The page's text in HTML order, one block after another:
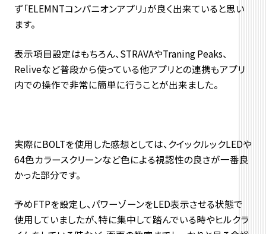
ず「ELEMNTコンパニオンアプリ」が良く出来ていると思い
ます。
表示項目設定はもちろん、STRAVAやTraning Peaks、
Reliveなど普段から使っている他アプリとの連携もアプリ
内での操作で非常に簡単に行うことが出来ました。
実際にBOLTを使用した感想としては、クイックルックLEDや
64色カラースクリーンなど色による視認性の良さが一番良
かった部分です。
予めFTPを設定し、パワーゾーンをLED表示させる状態で
使用していましたが、特に集中して踏んでいる時やヒルクラ